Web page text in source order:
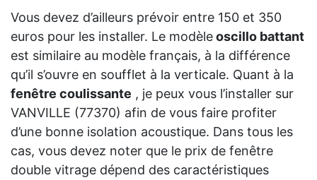
Vous devez d’ailleurs prévoir entre 150 et 350
euros pour les installer. Le modèleoscillo battant
est similaire au modèle français, à la différence
qu’il s’ouvre en soufflet à la verticale. Quant à la
fenêtre coulissante , je peux vous l’installer sur
VANVILLE (77370) afin de vous faire profiter
d’une bonne isolation acoustique. Dans tous les
cas, vous devez noter que le prix de fenêtre
double vitrage dépend des caractéristiques